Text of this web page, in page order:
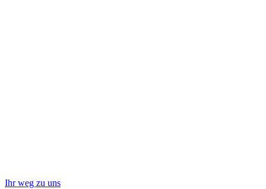
Ihr weg zu uns